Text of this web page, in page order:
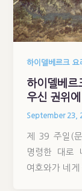
하이델베르크 요
하이델베르
우신 권위
September 23,
제 39 주일(
명령한 대로
여호와가 네게